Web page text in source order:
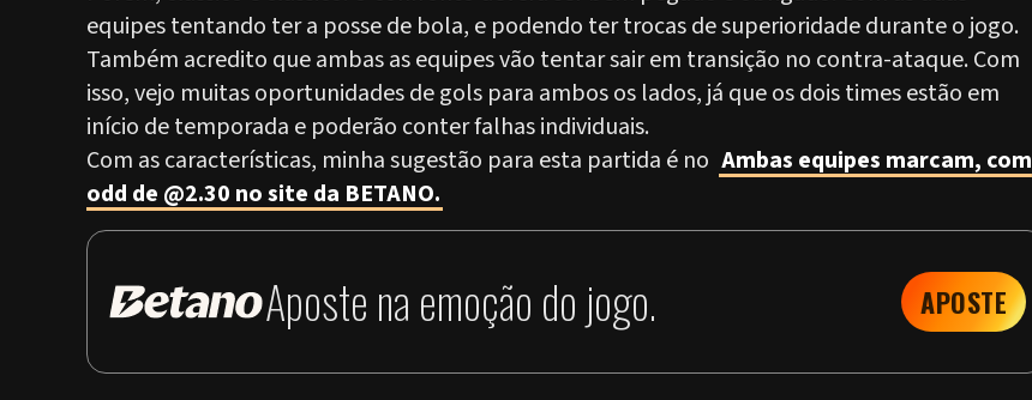
equipes tentando ter a posse de bola, e podendo ter trocas de superioridade durante o jogo.
Também acredito que ambas as equipes vão tentar sair em transição no contra-ataque. Com
isso, vejo muitas oportunidades de gols para ambos os lados, já que os dois times estão em
início de temporada e poderão conter falhas individuais.
Com as características, minha sugestão para esta partida é no Ambas equipes marcam, com
odd de @2.30 no site da BETANO.
Aposte na emoção do jogo. APOSTE